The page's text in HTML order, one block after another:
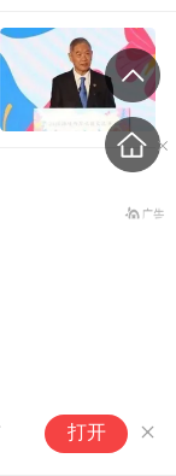
打开